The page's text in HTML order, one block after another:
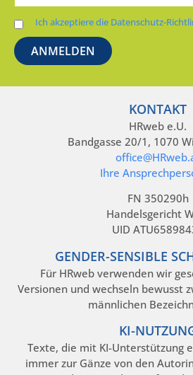
Ich akzeptiere die Datenschutz-
KONTAKT
HRweb e.U.
Bandgasse 20/1, 1070
Ihre
FN 350290h
Handelsgericht
UID
GENDER-SENSIBLE
Für HRweb verwenden wir
Versionen und wechseln bewusst
männlichen
KI-
Texte, die mit KI-Unterstützung
immer zur Gänze von den